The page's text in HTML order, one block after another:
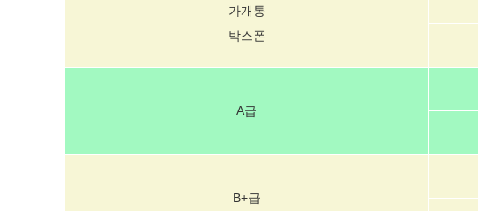
가개통
박스폰
A급
B+급